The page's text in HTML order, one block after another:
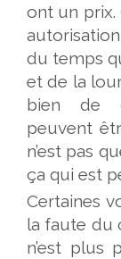
ont un prix.
du temps
et de la
bien de
peuvent
n’est pas
ça qui est
Certaines
la faute du
n’est plus